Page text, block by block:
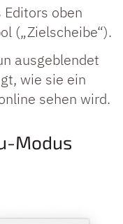
Editors oben
(„Zielscheibe“).
ausgeblendet
wie sie ein
sehen wird.
Modus